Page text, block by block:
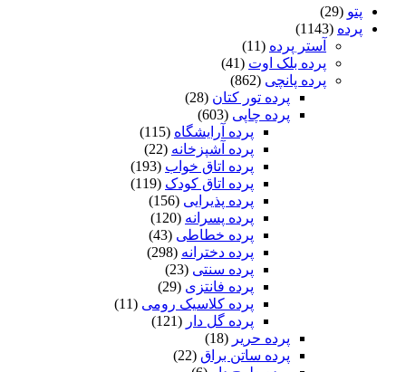
کد
37
پتو (29)
پرده (1143)
آستر پرده (11)
پرده بلک اوت (41)
پرده پانچی (862)
پرده تور کتان (28)
پرده چاپی (603)
پرده آرایشگاه (115)
پرده آشپزخانه (22)
پرده اتاق خواب (193)
پرده اتاق کودک (119)
پرده پذیرایی (156)
پرده پسرانه (120)
پرده خطاطی (43)
پرده دخترانه (298)
پرده سنتی (23)
پرده فانتزی (29)
پرده کلاسیک رومی (11)
پرده گل دار
پرده حریر
پرده ساتن براق (22)